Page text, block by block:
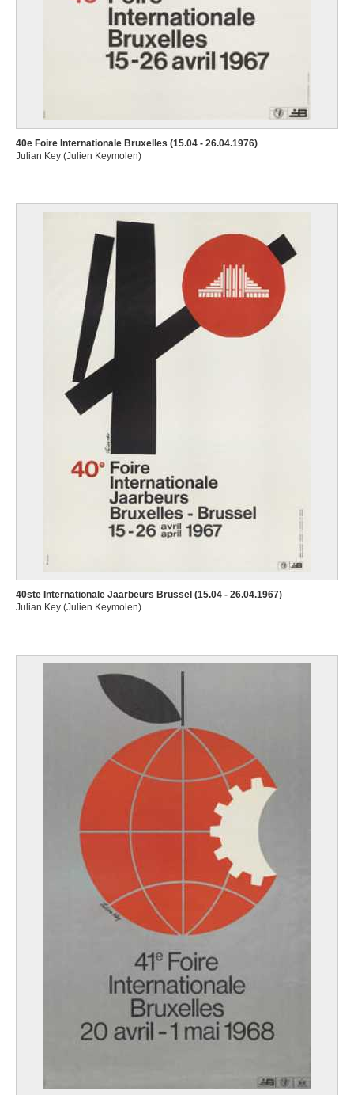
40e Foire Internationale Bruxelles (15.04 - 26.04.1976)
Julian Key (Julien Keymolen)
40ste Internationale Jaarbeurs Brussel (15.04 - 26.04.1967)
Julian Key (Julien Keymolen)